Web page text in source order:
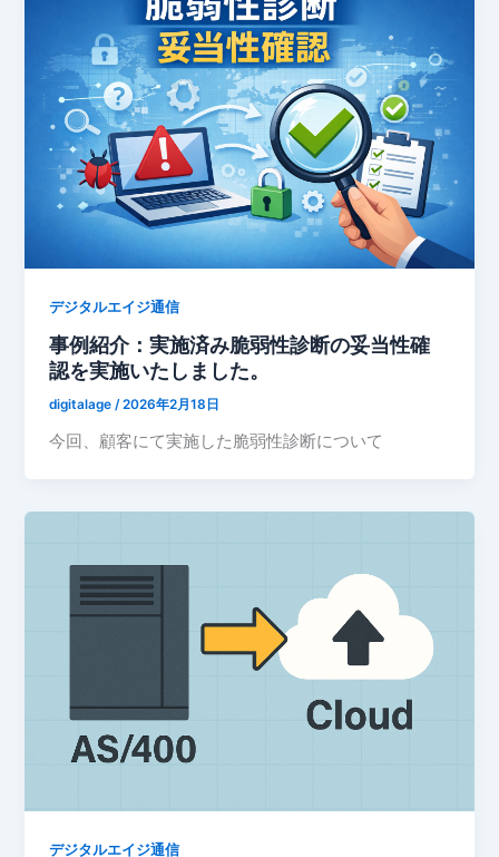
デジタルエイジ通信
事例紹介：実施済み脆弱性診断の妥当性確
認を実施いたしました。
digitalage/2026年2月18日
今回、顧客にて実施した脆弱性診断について
デジタルエイジ通信